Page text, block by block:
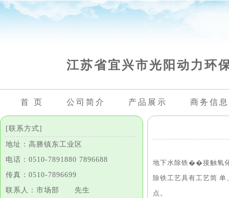
江苏省宜兴市光阳动力环
首 页 公司简介 产品展示 商务信息
[联系方式]
地址：高塍镇东工业区
电话：0510-7891880 7896688
传真：0510-7896699
联系人：市场部 先生
地下水除铁��接触氧
除铁工艺具有工艺简
点。